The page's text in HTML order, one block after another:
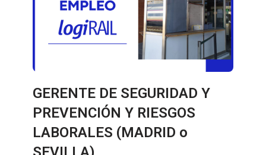
GERENTE DE SEGURIDAD Y
PREVENCIÓN Y RIESGOS
LABORALES (MADRID o